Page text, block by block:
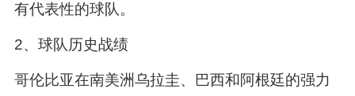
有代表性的球队。
2、球队历史战绩
哥伦比亚在南美洲乌拉圭、巴西和阿根廷的强力